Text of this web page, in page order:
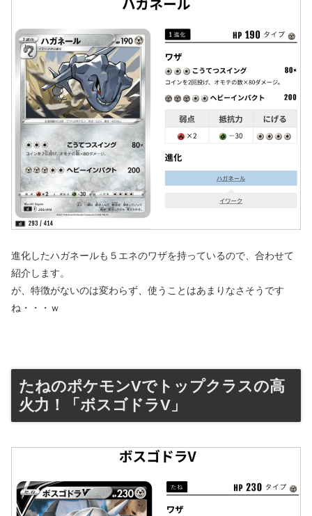
進化したハガネールも５エネのワザを持っているので、合わせて
紹介します。
が、特徴がないのは変わらず、使うことはあまりなさそうです
ね・・・ｗ
たねのポケモンVでトップクラスの高
火力！「ボスゴドラV」